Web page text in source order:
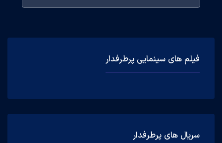
فیلم های سینمایی پرطرفدار
سریال های پرطرفدار